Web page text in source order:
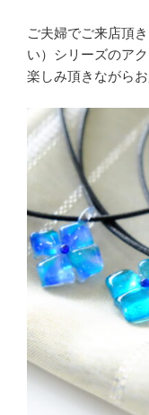
ご夫婦でご来店頂
い）シリーズのア
楽しみ頂きながら